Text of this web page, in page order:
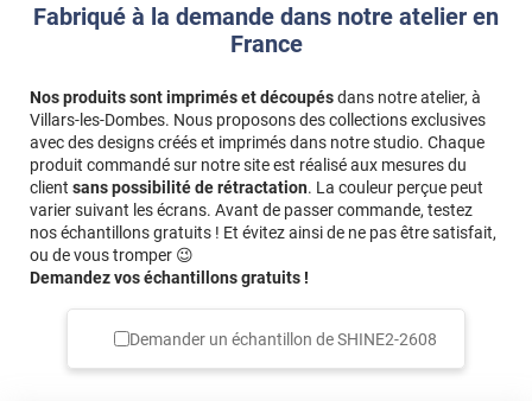
Fabriqué à la demande dans notre atelier en
France
Nos produits sont imprimés et découpésdans notre atelier, à
Villars-les-Dombes. Nous proposons des collections exclusives
avec des designs créés et imprimés dans notre studio. Chaque
produit commandé sur notre site est réalisé aux mesures du
client sans possibilité de rétractation. La couleur perçue peut
varier suivant les écrans. Avant de passer commande, testez
nos échantillons gratuits ! Et évitez ainsi de ne pas être satisfait,
ou de vous tromper 😉
Demandez vos échantillons gratuits !
Demander un échantillon deSHINE2-2608